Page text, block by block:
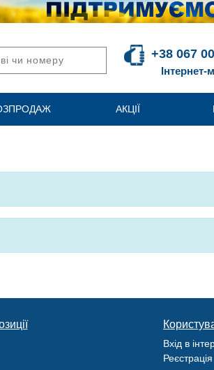
+38 067
Інтернет-
АКЦІЇ
Вхід в
Реєстрація